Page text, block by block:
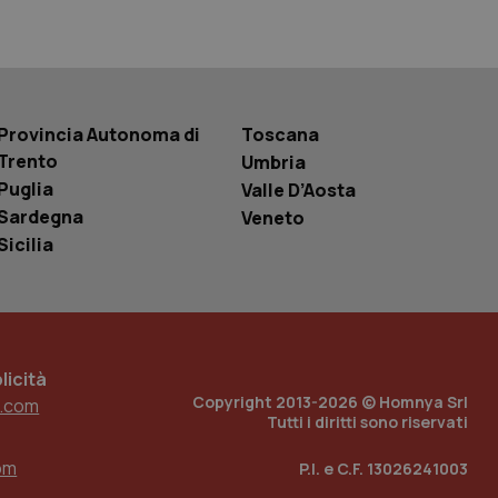
Autonoma di
Toscana
Umbria
Valle D’Aosta
Veneto
Copyright 2013-2026 © Homnya Srl
Tutti i diritti sono riservati
P.I. e C.F. 13026241003